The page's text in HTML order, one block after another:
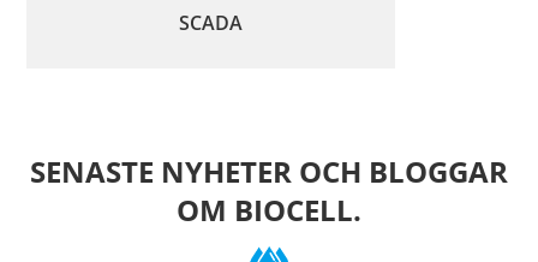
SCADA
SENASTE NYHETER OCH BLOGGAR
OM BIOCELL.